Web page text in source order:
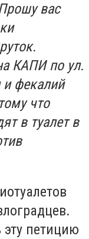
вас
КАПИ по ул.
и фекалий
что
в туалет в
петицию